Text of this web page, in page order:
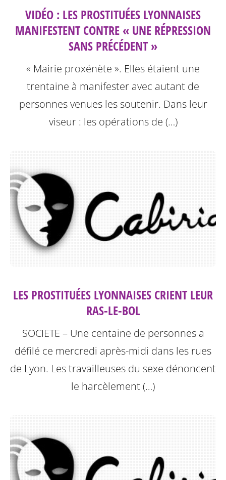
VIDÉO : LES PROSTITUÉES LYONNAISES
MANIFESTENT CONTRE « UNE RÉPRESSION
SANS PRÉCÉDENT »
« Mairie proxénète ». Elles étaient une
trentaine à manifester avec autant de
personnes venues les soutenir. Dans leur
viseur : les opérations de (…)
LES PROSTITUÉES LYONNAISES CRIENT LEUR
RAS-LE-BOL
SOCIETE – Une centaine de personnes a
défilé ce mercredi après-midi dans les rues
de Lyon. Les travailleuses du sexe dénoncent
le harcèlement (…)